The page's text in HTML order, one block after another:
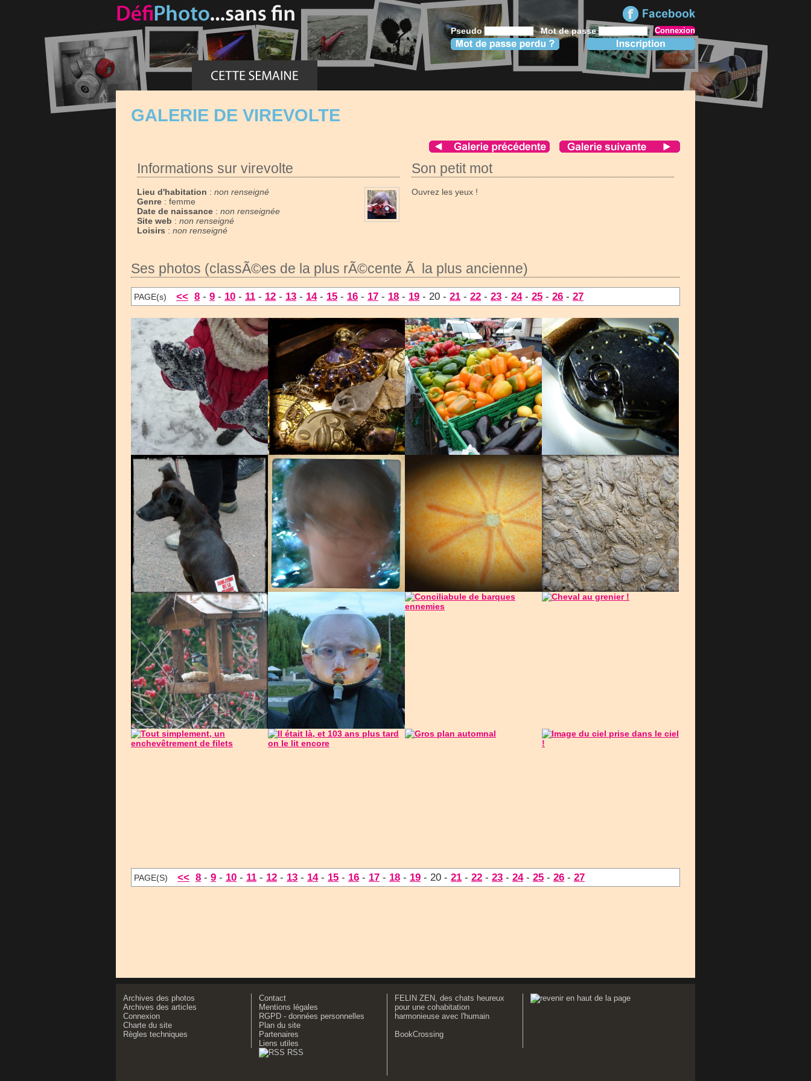
Pseudo Mot de passe
GALERIE DE VIREVOLTE
Informations sur virevolte
Lieu d'habitation : non renseigné
Genre : femme
Date de naissance : non renseignée
Site web : non renseigné
Loisirs : non renseigné
Son petit mot
Ouvrez les yeux !
Ses photos (classÃ©es de la plus rÃ©cente Ã la plus ancienne)
PAGE(s) << 8 - 9 - 10 - 11 - 12 - 13 - 14- 15 - 16 - 17 - 18 - 19 - 20 - 21 - 22 - 23 - 24- 25 - 26 - 27
PAGE(S) << 8 - 9 - 10 - 11 - 12 - 13 - 14- 15 - 16 - 17 - 18 - 19 - 20 - 21 - 22 - 23 - 24- 25 - 26 - 27
Archives des photos
Archives des articles
Connexion
Charte du site
Règles techniques
Contact
Mentions légales
RGPD - données personnelles
Plan du site
Partenaires
Liens utiles
RSS
FELIN ZEN, des chats heureux
pour une cohabitation
harmonieuse avec l'humain
BookCrossing